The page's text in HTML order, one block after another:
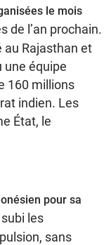
le mois
de l’an prochain.
au Rajasthan et
une équipe
160 millions
indien. Les
État, le
pour sa
les
sans